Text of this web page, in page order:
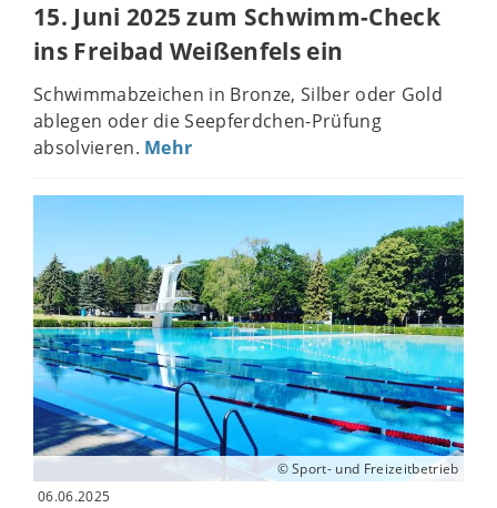
15. Juni 2025 zum Schwimm-Check
ins Freibad Weißenfels ein
Schwimmabzeichen in Bronze, Silber oder Gold
ablegen oder die Seepferdchen-Prüfung
absolvieren. Mehr
© Sport- und Freizeitbetrieb
06.06.2025